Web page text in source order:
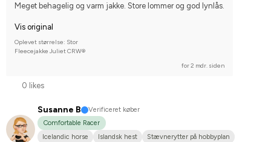
Meget behagelig og varm jakke. Store lommer og god lynlås.
Vis original
Oplevet størrelse: Stor
Fleecejakke Juliet CRW®
for 2 mdr. siden
0 likes
Susanne B
Verificeret køber
Comfortable Racer
Icelandic horse
Islandsk hest Stævnerytter på hobbyplan